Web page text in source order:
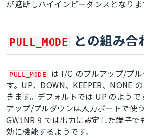
が遮断しハイインピーダンスとなりま
PULL_MODE との組み合
PULL_MODE
は I/O のプルアップ/プ
す。UP、DOWN、KEEPER、NONE
きます。デフォルトでは UP のようで
アップ/プルダウンは入力ポートで使
GW1NR-9 では出力に設定した端子で
効に機能するようです。